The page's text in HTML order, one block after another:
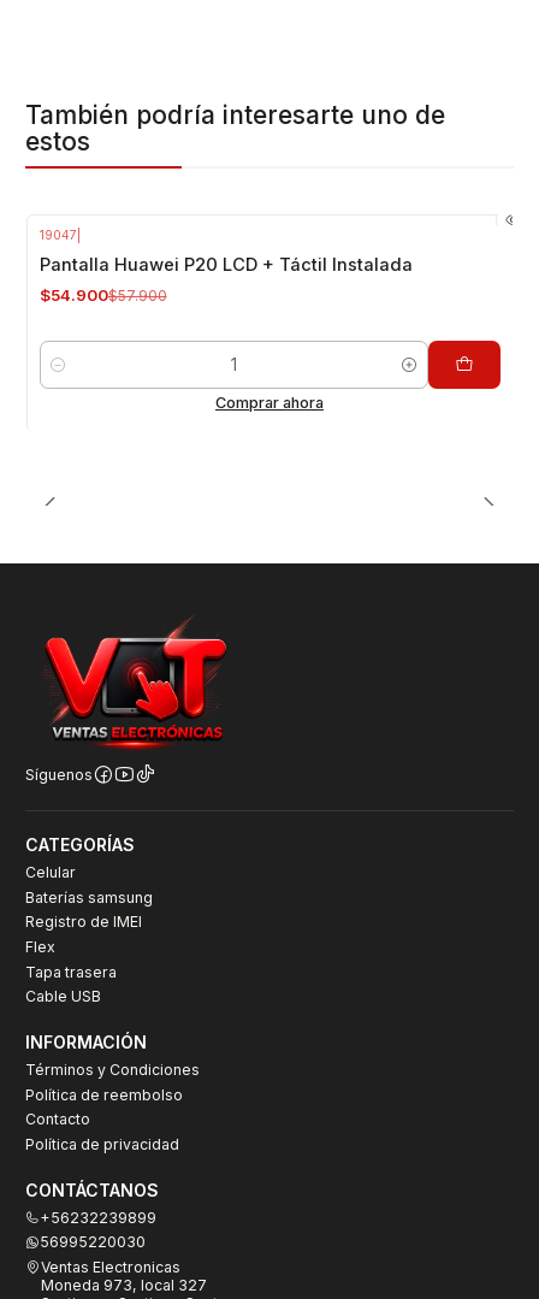
También podría interesarte uno de
estos
19047
Pantalla Huawei P20 LCD + Táctil Instalada
$54.900$57.900
Cantidad
Comprar ahora
Síguenos
CATEGORÍAS
Celular
Baterías samsung
Registro de IMEI
Flex
Tapa trasera
Cable USB
INFORMACIÓN
Términos y Condiciones
Política de reembolso
Contacto
Política de privacidad
CONTÁCTANOS
+56232239899
56995220030
Ventas Electronicas
Moneda 973, local 327